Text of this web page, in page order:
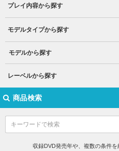
プレイ内容から探す
モデルタイプから探す
モデルから探す
レーベルから探す
商品検索
収録DVD発売年や、複数の条件